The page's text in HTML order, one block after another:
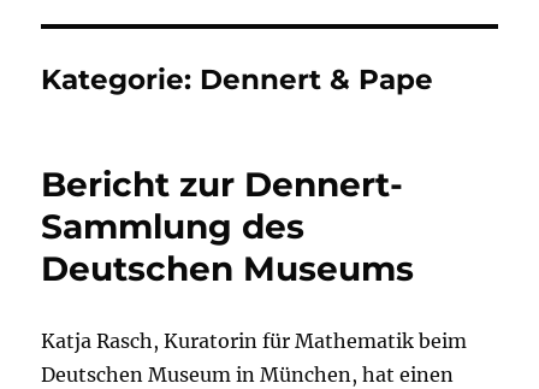
Kategorie: Dennert & Pape
Bericht zur Dennert-
Sammlung des
Deutschen Museums
Katja Rasch, Kuratorin für Mathematik beim
Deutschen Museum in München, hat einen